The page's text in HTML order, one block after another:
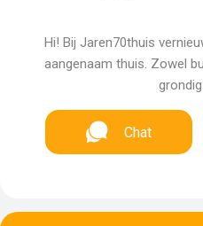
Hi! Bij Jaren70thuis
aangenaam thuis. Zowel
Chat